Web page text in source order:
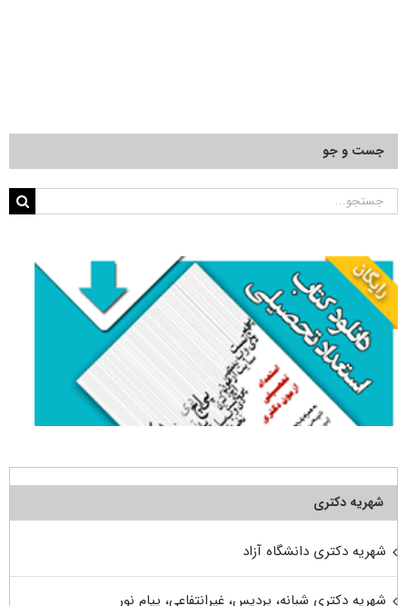
جست و جو
جستجو
شهریه دکتری
شهریه دکتری دانشگاه آزاد
شهریه دکتری شبانه، پردیس، غیرانتفاعی، پیام نور